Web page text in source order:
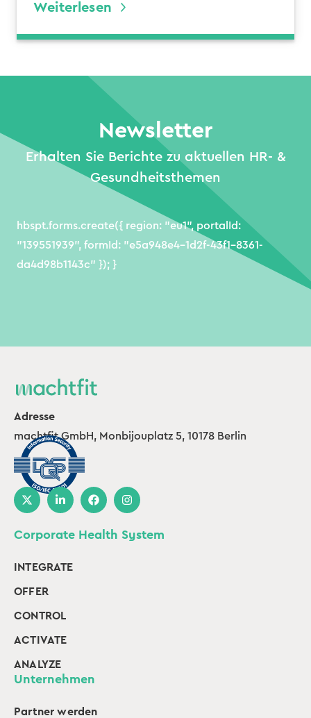
Weiterlesen
Newsletter
Erhalten Sie Berichte zu aktuellen HR- &
Gesundheitsthemen
hbspt.forms.create({ region: "eu1", portalId:
"139551939", formId: "e5a948e4-1d2f-43f1-8361-
da4d98b1143c" }); }
Adresse
machtfit GmbH, Monbijouplatz 5, 10178 Berlin
Corporate Health System
INTEGRATE
OFFER
CONTROL
ACTIVATE
ANALYZE
Unternehmen
Partner werden